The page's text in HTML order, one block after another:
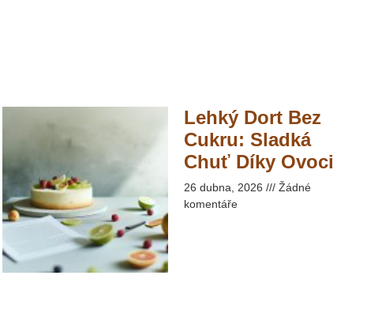
Lehký Dort Bez
Cukru: Sladká
Chuť Díky Ovoci​
26 dubna, 2026
Žádné
komentáře